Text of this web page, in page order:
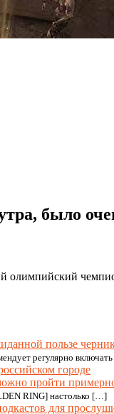
было
пользе
регулярно
городе
пройти примерно
RING] настолько […]
для